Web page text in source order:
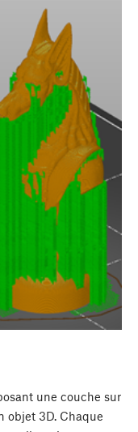
une couche sur
objet 3D. Chaque